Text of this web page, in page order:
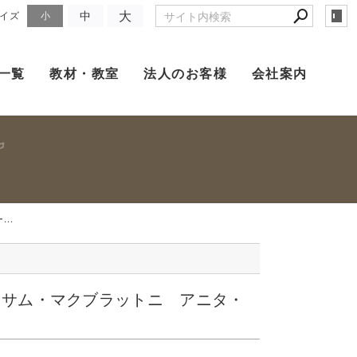
ズ 小 中 大
覧 教材・教室 法人のお客様 会社案内
...
ム・マクブラットニ アニタ・